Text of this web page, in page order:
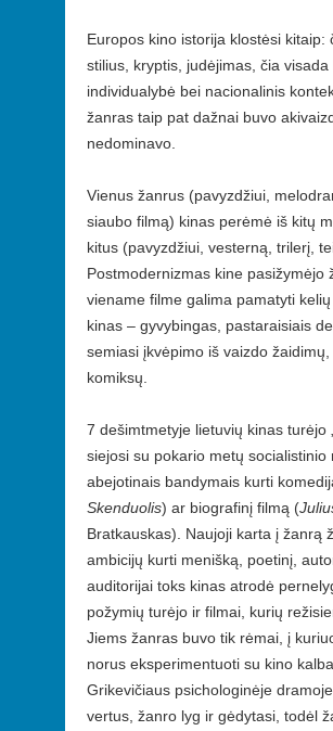
Europos kino istorija klostėsi
stilius, kryptis, judėjimas, čia
individualybė bei nacionalinis
žanras taip pat dažnai buvo
nedominavo.
Vienus žanrus (pavyzdžiui,
siaubo filmą) kinas perėmė iš kitų
kitus (pavyzdžiui, vesterną, trilerį,
Postmodernizmas kine pasižymėjo
viename filme galima pamatyti
kinas – gyvybingas, pastaraisiais
semiasi įkvėpimo iš vaizdo
komiksų.
7 dešimtmetyje lietuvių kinas turėjo
siejosi su pokario metų socialistinio
abejotinais bandymais kurti
Skenduolis) ar biografinį filmą (
Bratkauskas). Naujoji karta į žanrą
ambicijų kurti menišką, poetinį,
auditorijai toks kinas atrodė
požymių turėjo ir filmai, kurių
Jiems žanras buvo tik rėmai, į
norus eksperimentuoti su kino
Grikevičiaus psichologinėje dramoje
vertus, žanro lyg ir gėdytasi, todėl